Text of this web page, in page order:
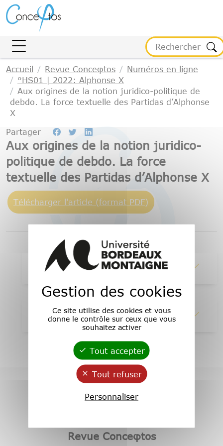
Accueil Revue Conceφtos
Numéros en ligne
°HS01 | 2022: Alphonse X
Aux origines de la notion juridico-politique de
debdo. La force textuelle des Partidas d’Alphonse
X
Partager
Aux origines de la notion juridico-
politique de debdo. La force
textuelle des Partidas d’Alphonse X
Télécharger l'article (format PDF)
1 - Abstracts
2 - Lire en ligne
Revue Conceφtos
Gestion des cookies
Gestion des cookies
Ce site utilise des cookies et vous
donne le contrôle sur ceux que vous
souhaitez activer
Tout accepter
Tout refuser
Personnaliser